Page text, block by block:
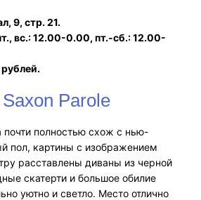
9, стр. 21.
вс.: 12.00-0.00, пт.-сб.: 12.00-
Parole
почти полностью схож с нью-
пол, картины с изображением
расставлены диваны из черной
скатерти и большое обилие
уютно и светло. Место отлично